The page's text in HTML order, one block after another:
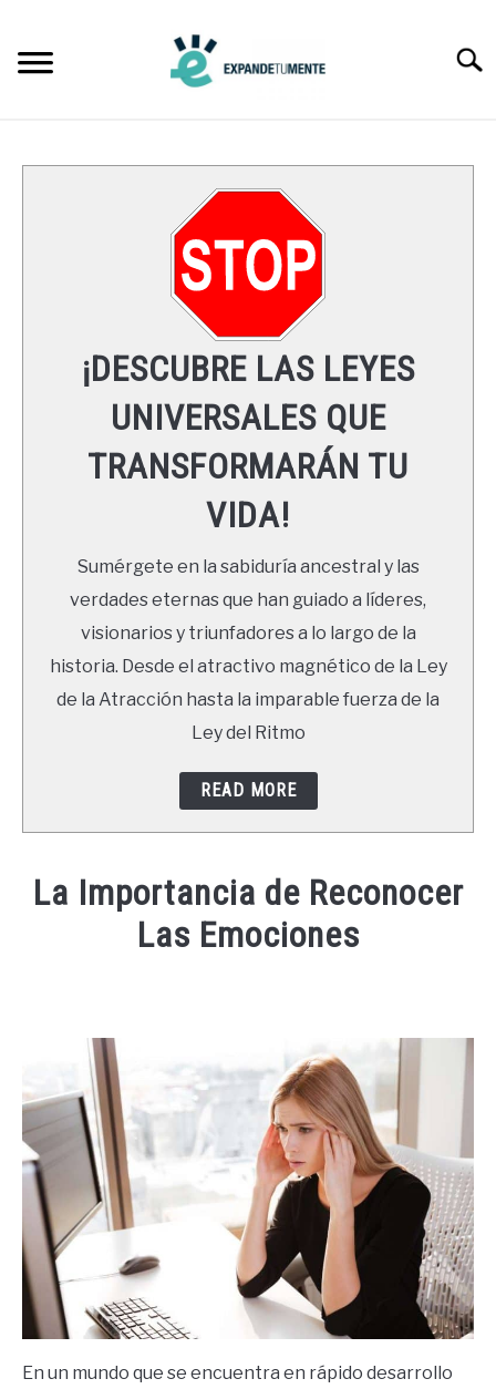
content
LEYES UNIVERSALES
RECURSOS
NEWSLETTER
¡DESCUBRE LAS LEYES
UNIVERSALES QUE
TRANSFORMARÁN TU
VIDA!
Sumérgete en la sabiduría ancestral y las
verdades eternas que han guiado a líderes,
visionarios y triunfadores a lo largo de la
historia. Desde el atractivo magnético de la Ley
de la Atracción hasta la imparable fuerza de la
Ley del Ritmo
READ MORE
La Importancia de Reconocer
Las Emociones
Mente
En un mundo que se encuentra en rápido desarrollo